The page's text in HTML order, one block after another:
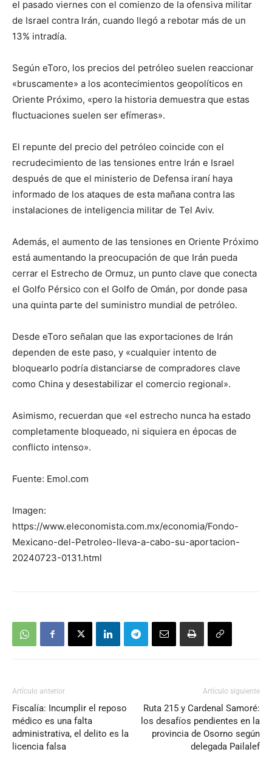
el pasado viernes con el comienzo de la ofensiva militar
de Israel contra Irán, cuando llegó a rebotar más de un
13% intradía.
Según eToro, los precios del petróleo suelen reaccionar
«bruscamente» a los acontecimientos geopolíticos en
Oriente Próximo, «pero la historia demuestra que estas
fluctuaciones suelen ser efímeras».
El repunte del precio del petróleo coincide con el
recrudecimiento de las tensiones entre Irán e Israel
después de que el ministerio de Defensa iraní haya
informado de los ataques de esta mañana contra las
instalaciones de inteligencia militar de Tel Aviv.
Además, el aumento de las tensiones en Oriente Próximo
está aumentando la preocupación de que Irán pueda
cerrar el Estrecho de Ormuz, un punto clave que conecta
el Golfo Pérsico con el Golfo de Omán, por donde pasa
una quinta parte del suministro mundial de petróleo.
Desde eToro señalan que las exportaciones de Irán
dependen de este paso, y «cualquier intento de
bloquearlo podría distanciarse de compradores clave
como China y desestabilizar el comercio regional».
Asimismo, recuerdan que «el estrecho nunca ha estado
completamente bloqueado, ni siquiera en épocas de
conflicto intenso».
Fuente: Emol.com
Imagen:
https://www.eleconomista.com.mx/economia/Fondo-
Mexicano-del-Petroleo-lleva-a-cabo-su-aportacion-
20240723-0131.html
Artículo anterior
Fiscalía: Incumplir el reposo
médico es una falta
administrativa, el delito es la
licencia falsa
Artículo siguiente
Ruta 215 y Cardenal Samoré:
los desafíos pendientes en la
provincia de Osorno según
delegada Pailalef